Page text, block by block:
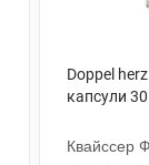
Doppel
капсули
Квайссер